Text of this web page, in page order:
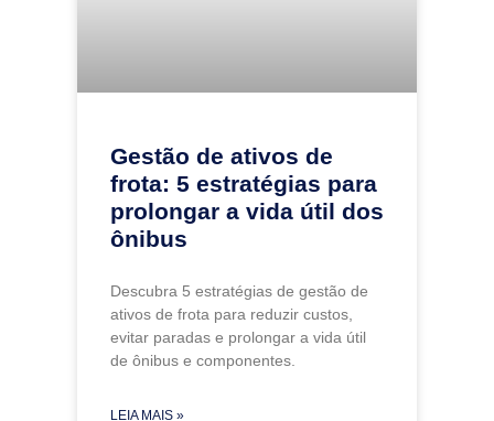
Gestão de ativos de
frota: 5 estratégias para
prolongar a vida útil dos
ônibus
Descubra 5 estratégias de gestão de
ativos de frota para reduzir custos,
evitar paradas e prolongar a vida útil
de ônibus e componentes.
LEIA MAIS »